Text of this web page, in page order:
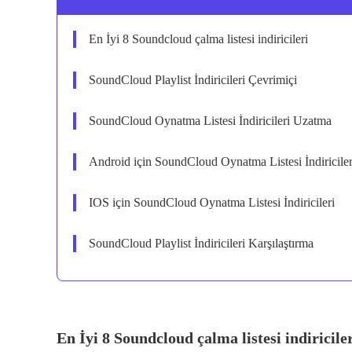
En İyi 8 Soundcloud çalma listesi indiricileri
SoundCloud Playlist İndiricileri Çevrimiçi
SoundCloud Oynatma Listesi İndiricileri Uzatma
Android için SoundCloud Oynatma Listesi
IOS için SoundCloud Oynatma Listesi İndiricileri
SoundCloud Playlist İndiricileri Karşılaştırma
En İyi 8 Soundcloud çalma listesi